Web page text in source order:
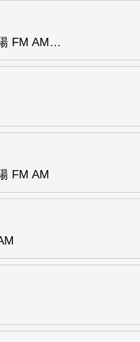
FM AM…
FM AM